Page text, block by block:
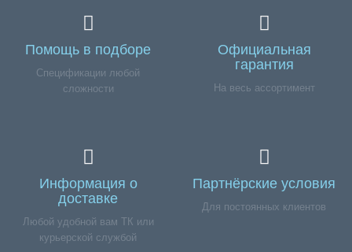
Помощь в подборе
Спецификации любой
сложности
Официальная
гарантия
На весь ассортимент
Информация о
доставке
Любой удобной вам ТК или
курьерской службой
Партнёрские условия
Для постоянных клиентов